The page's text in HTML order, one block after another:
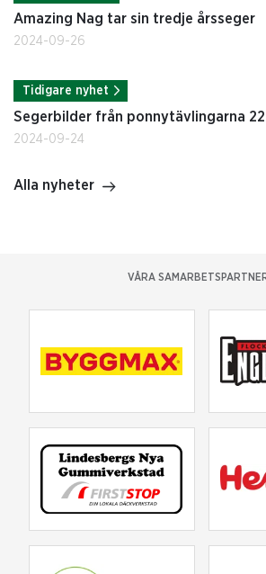
Amazing Nag tar sin tredje årsseger
2024-09-26
Tidigare nyhet
Segerbilder från ponnytävlingarna
2024-09-24
Alla nyheter
VÅRA